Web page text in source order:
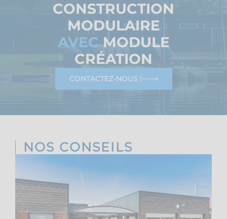
CONSTRUCTION
MODULAIRE
AVEC MODULE
CRÉATION
CONTACTEZ-NOUS !
NOS CONSEILS